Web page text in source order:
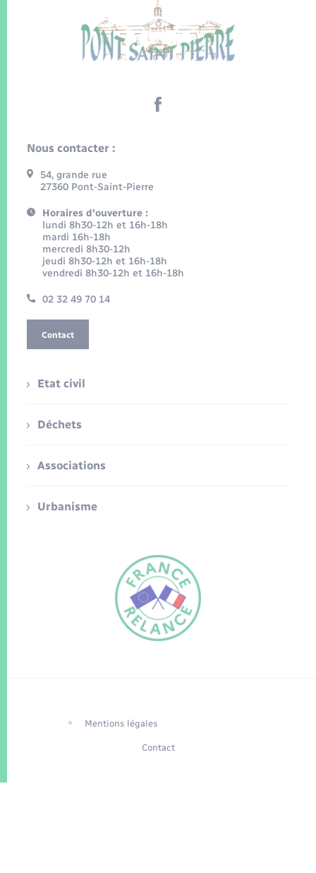
Nous contacter :
54, grande rue
27360 Pont-Saint-Pierre
Horaires d'ouverture :
lundi 8h30-12h et 16h-18h
mardi 16h-18h
mercredi 8h30-12h
jeudi 8h30-12h et 16h-18h
vendredi 8h30-12h et 16h-18h
02 32 49 70 14
Contact
Etat civil
Déchets
Associations
Urbanisme
Mentions légales
Contact